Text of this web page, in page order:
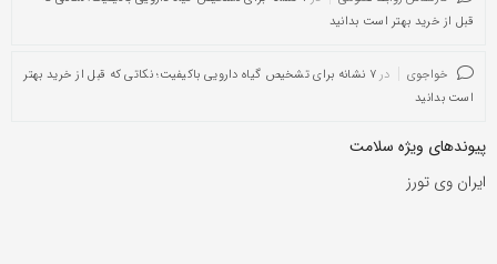
قبل از خرید بهتر است بدانید
خواجوی در
۷ نشانه برای تشخیص گیاه دارویی باکیفیت؛ نکاتی که قبل از خرید بهتر
است بدانید
پیوندهای ویژه سلامت
ایران وی تورز